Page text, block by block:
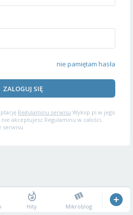
nie pamiętam hasła
ZALOGUJ SIĘ
Regulaminu serwisu Wykop.pl w jego
akceptujesz Regulaminu w całości,
serwisu.
Hity Mikroblog